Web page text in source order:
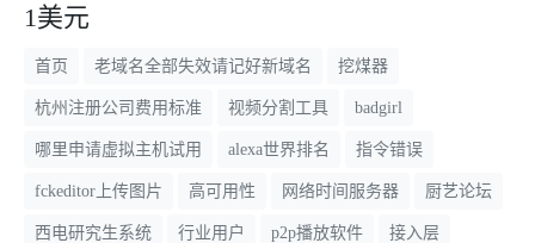
1美元
首页 老域名全部失效请记好新域名 挖煤器
杭州注册公司费用标准 视频分割工具 badgirl
哪里申请虚拟主机试用 alexa世界排名 指令错误
fckeditor上传图片 高可用性 网络时间服务器 厨艺论坛
西电研究生系统 行业用户 p2p播放软件 接入层